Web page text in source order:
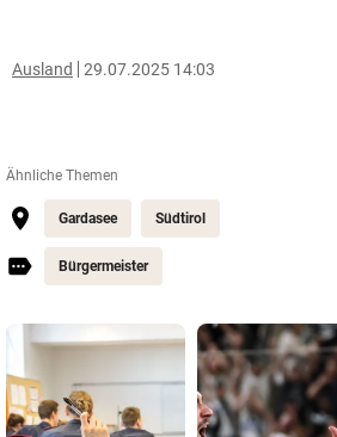
Ausland 29.07.2025 14:03
Ähnliche Themen
Gardasee Südtirol
Bürgermeister